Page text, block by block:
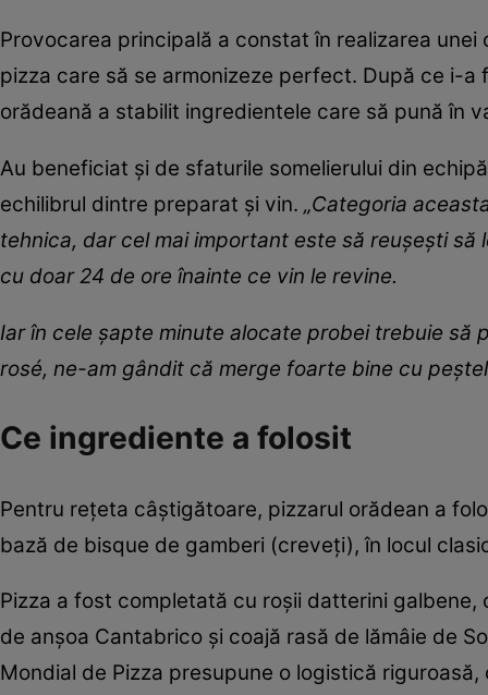
Provocarea principală a constat în realizarea
pizza care să se armonizeze perfect. După ce i-a
orădeană a stabilit ingredientele care să pună în
Au beneficiat şi de sfaturile somelierului din
echilibrul dintre preparat şi vin. „Categoria
tehnica, dar cel mai important este să reuşeşti
cu doar 24 de ore înainte ce vin le revine.
Iar în cele şapte minute alocate probei trebuie să
rosé, ne-am gândit că merge foarte bine cu
Ce ingrediente a folosit
Pentru reţeta câştigătoare, pizzarul orădean a
bază de bisque de gamberi (creveţi), în locul
Pizza a fost completată cu roşii datterini
de anşoa Cantabrico şi coajă rasă de lămâie de
Mondial de Pizza presupune o logistică